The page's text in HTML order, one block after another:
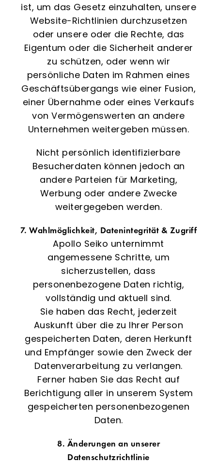
ist, um das Gesetz einzuhalten, unsere
Website-Richtlinien durchzusetzen
oder unsere oder die Rechte, das
Eigentum oder die Sicherheit anderer
zu schützen, oder wenn wir
persönliche Daten im Rahmen eines
Geschäftsübergangs wie einer Fusion,
einer Übernahme oder eines Verkaufs
von Vermögenswerten an andere
Unternehmen weitergeben müssen.
Nicht persönlich identifizierbare
Besucherdaten können jedoch an
andere Parteien für Marketing,
Werbung oder andere Zwecke
weitergegeben werden.
7. Wahlmöglichkeit, Datenintegrität & Zugriff
Apollo Seiko unternimmt
angemessene Schritte, um
sicherzustellen, dass
personenbezogene Daten richtig,
vollständig und aktuell sind.
Sie haben das Recht, jederzeit
Auskunft über die zu Ihrer Person
gespeicherten Daten, deren Herkunft
und Empfänger sowie den Zweck der
Datenverarbeitung zu verlangen.
Ferner haben Sie das Recht auf
Berichtigung aller in unserem System
gespeicherten personenbezogenen
Daten.
8. Änderungen an unserer
Datenschutzrichtlinie